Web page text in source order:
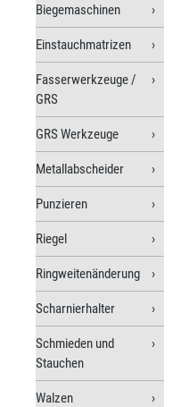
Biegemaschinen
Einstauchmatrizen
Fasserwerkzeuge /
GRS
GRS Werkzeuge
Metallabscheider
Punzieren
Riegel
Ringweitenänderung
Scharnierhalter
Schmieden und
Stauchen
Walzen